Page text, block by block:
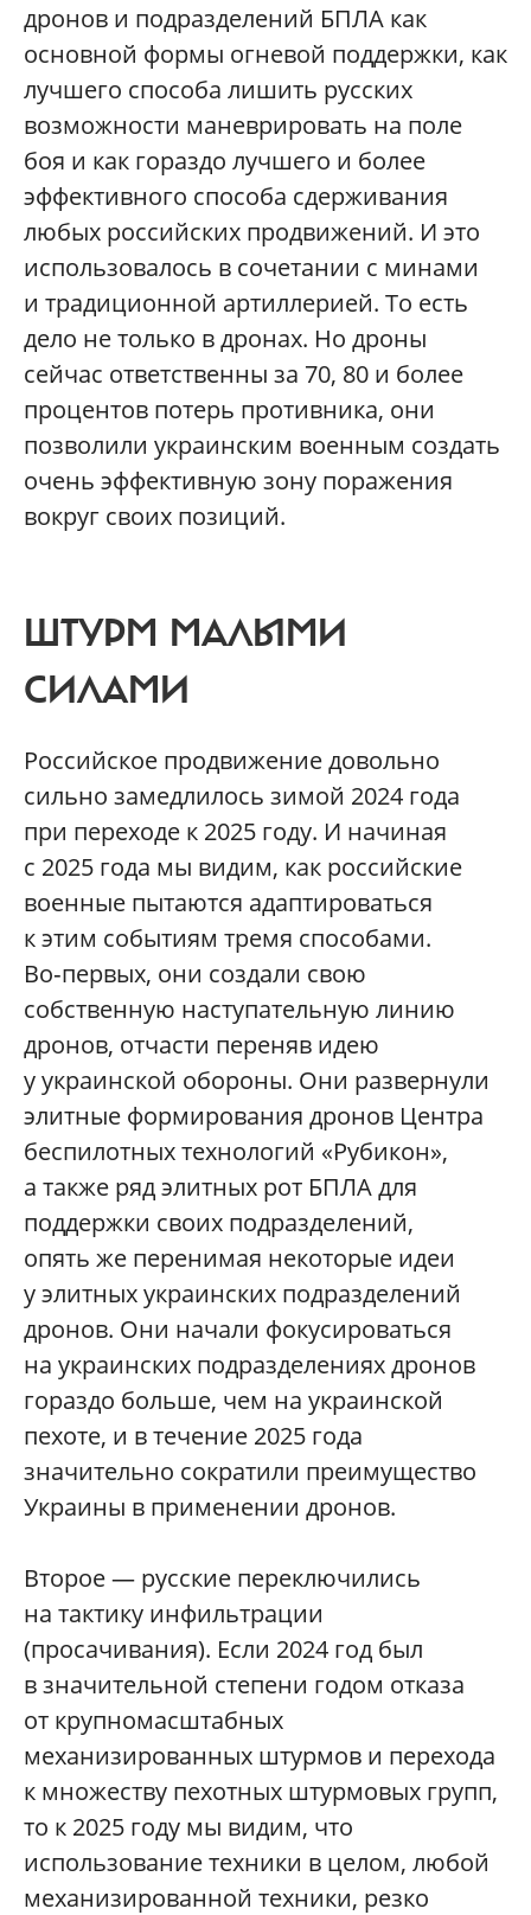
дронов и подразделений БПЛА как
основной формы огневой поддержки, как
лучшего способа лишить русских
возможности маневрировать на поле
боя и как гораздо лучшего и более
эффективного способа сдерживания
любых российских продвижений. И это
использовалось в сочетании с минами
и традиционной артиллерией. То есть
дело не только в дронах. Но дроны
сейчас ответственны за 70, 80 и более
процентов потерь противника, они
позволили украинским военным создать
очень эффективную зону поражения
вокруг своих позиций.
ШТУРМ МАЛЫМИ
СИЛАМИ
Российское продвижение довольно
сильно замедлилось зимой 2024 года
при переходе к 2025 году. И начиная
с 2025 года мы видим, как российские
военные пытаются адаптироваться
к этим событиям тремя способами.
Во‑первых, они создали свою
собственную наступательную линию
дронов, отчасти переняв идею
у украинской обороны. Они развернули
элитные формирования дронов Центра
беспилотных технологий «Рубикон»,
а также ряд элитных рот БПЛА для
поддержки своих подразделений,
опять же перенимая некоторые идеи
у элитных украинских подразделений
дронов. Они начали фокусироваться
на украинских подразделениях дронов
гораздо больше, чем на украинской
пехоте, и в течение 2025 года
значительно сократили преимущество
Украины в применении дронов.
Второе — русские переключились
на тактику инфильтрации
(просачивания). Если 2024 год был
в значительной степени годом отказа
от крупномасштабных
механизированных штурмов и перехода
к множеству пехотных штурмовых групп,
то к 2025 году мы видим, что
использование техники в целом, любой
механизированной техники, резко